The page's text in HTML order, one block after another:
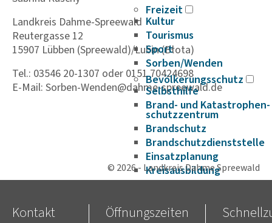
Freizeit
Kultur
Tourismus
Sport
Sorben/Wenden
Bevöl­ke­rungs­schutz
Selbst­hilfe
Brand- und Kata­s­tro­­phen­­
schutz­­zen­trum
Brand­schutz
Brand­schutz­dienst­stelle
Einsatz­pla­nung
Kreis­aus­­bil­­dung
Zivil- und Kata­s­tro­­phen­­
Landkreis Dahme-Spreewald
Reutergasse 12
15907 Lübben (Spreewald)/Lubin (Błota)
Tel.: 03546 20-1307 oder 0151 70424698
E-Mail: Sorben-Wenden@dahme-spreewald.de
© 2026 - Landkreis Dahme Spreewald
Kontakt Öffnungszeiten